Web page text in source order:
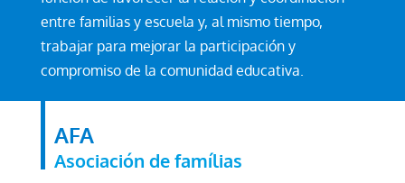
entre familias y escuela y, al mismo tiempo,
trabajar para mejorar la participación y
compromiso de la comunidad educativa.
AFA
Asociación de famílias